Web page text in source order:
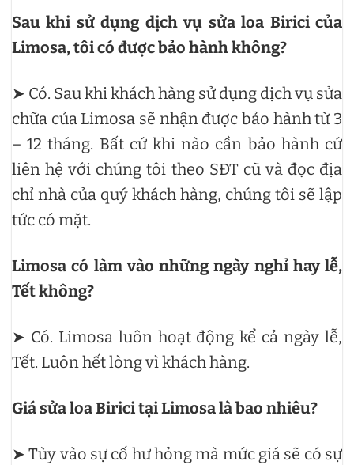
Sau khi sử dụng dịch vụ sửa loa Birici của
Limosa, tôi có được bảo hành không?
➤ Có. Sau khi khách hàng sử dụng dịch vụ sửa
chữa của Limosa sẽ nhận được bảo hành từ 3
– 12 tháng. Bất cứ khi nào cần bảo hành cứ
liên hệ với chúng tôi theo SĐT cũ và đọc địa
chỉ nhà của quý khách hàng, chúng tôi sẽ lập
tức có mặt.
Limosa có làm vào những ngày nghỉ hay lễ,
Tết không?
➤ Có. Limosa luôn hoạt động kể cả ngày lễ,
Tết. Luôn hết lòng vì khách hàng.
Giá sửa loa Birici tại Limosa là bao nhiêu?
➤ Tùy vào sự cố hư hỏng mà mức giá sẽ có sự